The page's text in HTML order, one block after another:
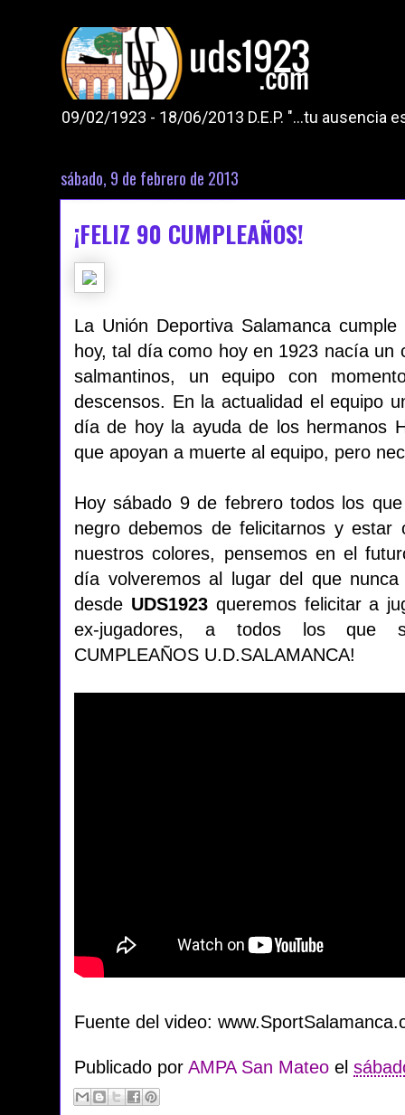
09/02/1923 - 18/06/2013 D.E.P. "...tu ausencia
sábado, 9 de febrero de 2013
¡FELIZ 90 CUMPLEAÑOS!
La Unión Deportiva Salamanca
hoy, tal día como hoy en 1923 nacía un
salmantinos, un equipo con
descensos. En la actualidad el equipo
día de hoy la ayuda de los hermanos
que apoyan a muerte al equipo, pero
Hoy sábado 9 de febrero todos los
negro debemos de felicitarnos y estar
nuestros colores, pensemos en el
día volveremos al lugar del que
desde UDS1923 queremos felicitar a
ex-jugadores, a todos los que
CUMPLEAÑOS U.D.SALAMANCA!
Fuente del video:
Publicado por AMPA San Mateo el